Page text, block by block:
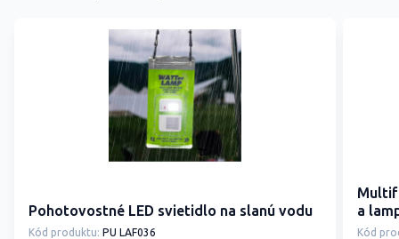
Pohotovostné LED svietidlo na slanú vodu
Kód produktu: PU LAF036
a
Kód